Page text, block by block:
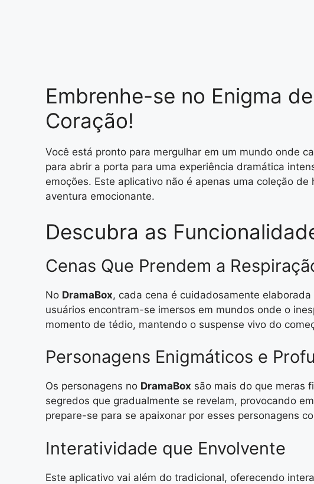
Embrenhe-se no Enigma
Coração!
Você está pronto para mergulhar em um mundo onde
para abrir a porta para uma experiência dramática
emoções. Este aplicativo não é apenas uma coleção
aventura emocionante.
Descubra as
Cenas Que Prendem a
No DramaBox, cada cena é cuidadosamente
usuários encontram-se imersos em mundos onde o
momento de tédio, mantendo o suspense vivo do
Personagens Enigmáticos e
Os personagens no DramaBox são mais do que meras
segredos que gradualmente se revelam, provocando
prepare-se para se apaixonar por esses personagens
Interatividade que Envolvente
Este aplicativo vai além do tradicional, oferecendo